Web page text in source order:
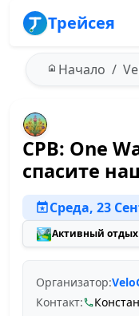
Трейсея
Начало
СРВ: One
спасите
Среда, 23
🏞️Активный отдых
Организатор:
Контакт: